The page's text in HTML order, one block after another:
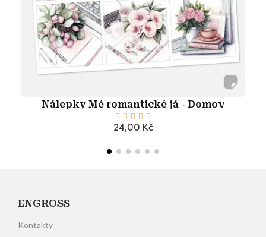
Nálepky Mé romantické já - Domov
    
24,00 Kč
Přidat do košíku
ENGROSS
Kontakty